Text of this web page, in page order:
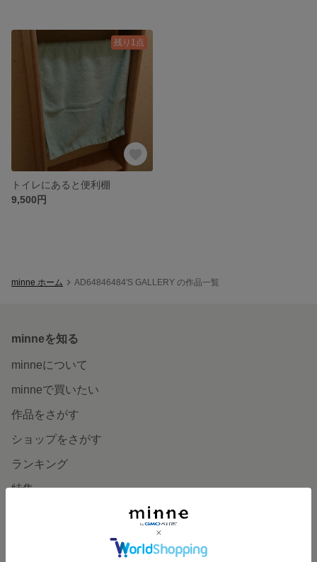
残り1点
トイレにあると便利棚
9,500円
minne ホーム AD64846484'S GALLERY の作品一覧
minneを知る
minneについて
minneで買いたい
作品をさがす
ショップをさがす
ランキング
特集